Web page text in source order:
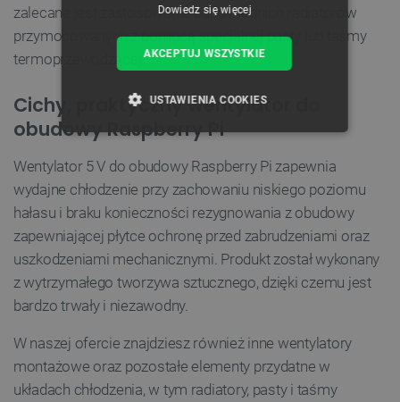
zalecane jest zastosowanie odpowiednich radiatorów
przymocowanych z pomocą specjalnej pasty lub taśmy
termoprzewodzącej.
Cichy, praktyczny wentylator do
obudowy Raspberry Pi
Wentylator 5 V do obudowy Raspberry Pi zapewnia
wydajne chłodzenie przy zachowaniu niskiego poziomu
hałasu i braku konieczności rezygnowania z obudowy
zapewniającej płytce ochronę przed zabrudzeniami oraz
uszkodzeniami mechanicznymi. Produkt został wykonany
z wytrzymałego tworzywa sztucznego, dzięki czemu jest
bardzo trwały i niezawodny.
W naszej ofercie znajdziesz również inne wentylatory
montażowe oraz pozostałe elementy przydatne w
układach chłodzenia, w tym radiatory, pasty i taśmy
Dowiedz się więcej
AKCEPTUJ WSZYSTKIE
USTAWIENIA COOKIES
NIEZBĘDNE
TARGETOWANIE
FUNKCJONALNOŚĆ
Niezbędne Wydajność
Niezbędne pliki cookie umożliwiają korzystanie z
jak logowanie użytkownika i zarządzanie kontem.